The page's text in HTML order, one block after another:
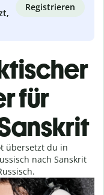
Registrieren
für
übersetzt du in
nach Sanskrit